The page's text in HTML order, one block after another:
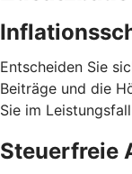
Entscheiden Sie
Beiträge und die
Sie im
Steuerfreie